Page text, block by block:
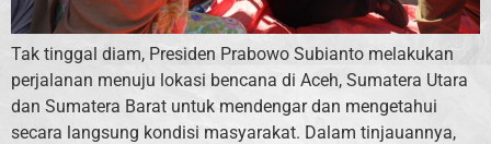
Tak tinggal diam, Presiden Prabowo Subianto melakukan
perjalanan menuju lokasi bencana di Aceh, Sumatera Utara
dan Sumatera Barat untuk mendengar dan mengetahui
secara langsung kondisi masyarakat. Dalam tinjauannya,